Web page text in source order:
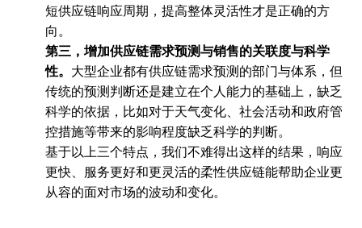
短供应链响应周期，提高整体灵活性才是正确的方
向。
第三，增加供应链需求预测与销售的关联度与科学
性。 大型企业都有供应链需求预测的部门与体系，但
传统的预测判断还是建立在个人能力的基础上，缺乏
科学的依据，比如对于天气变化、社会活动和政府管
控措施等带来的影响程度缺乏科学的判断。
基于以上三个特点，我们不难得出这样的结果，响应
更快、服务更好和更灵活的柔性供应链能帮助企业更
从容的面对市场的波动和变化。